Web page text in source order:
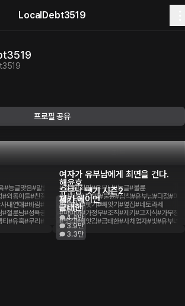
LocalDebt3519
프로필 공유
피드
대화량순
#능글맞음#말빨쌤 #무뚝뚝#새아빠
8.5만
여자가 유부남에게 최면을 건다.
#절륜#최면#유부남#능글#불륜
#외동아들#친절
#집착
6.8만
해윤호
#남자중에남자#불륜#집착#유부남#다정#미남
내연애#바람#차가우면서따뜻함#유부남
4.4만
유부남 뺏기 시즌2
#유부남#뺏기#빼앗기 #옆집#네토라세
#절륜남#성욕공 #본모습을숨김#사랑
3.9만
제키 에이먼
#마피아#가정부#조직#제키 #고지식#가부장적
#유혹#무리 #불륜
3.3만
금태한
#뺏김#빼앗김#금태한#사채업자#빛#유부녀